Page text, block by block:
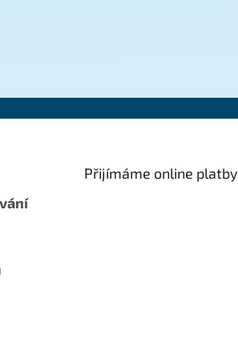
Přijímáme online platby